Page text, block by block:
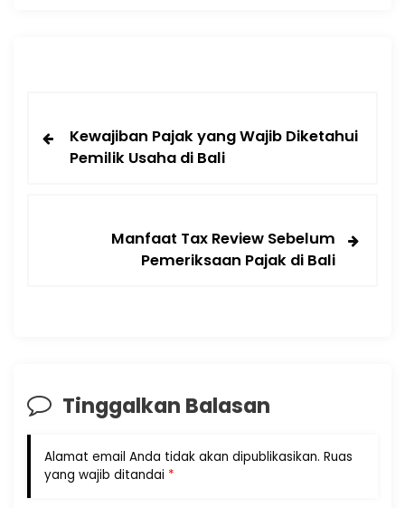
Kewajiban Pajak yang Wajib Diketahui
Pemilik Usaha di Bali
Manfaat Tax Review Sebelum
Pemeriksaan Pajak di Bali
Tinggalkan Balasan
Alamat email Anda tidak akan dipublikasikan. Ruas
yang wajib ditandai *